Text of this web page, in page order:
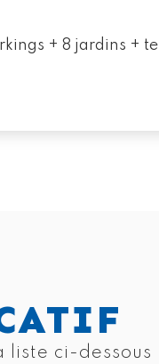
liste ci-dessous
+ 8 jardins +